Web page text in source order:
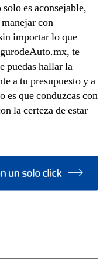
es aconsejable,
con
importar lo que
te
puedas hallar la
a tu presupuesto y a
es que conduzcas con
la certeza de estar